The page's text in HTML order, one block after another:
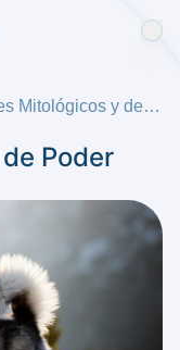
Nombres Mitológicos y de Poder
Poder